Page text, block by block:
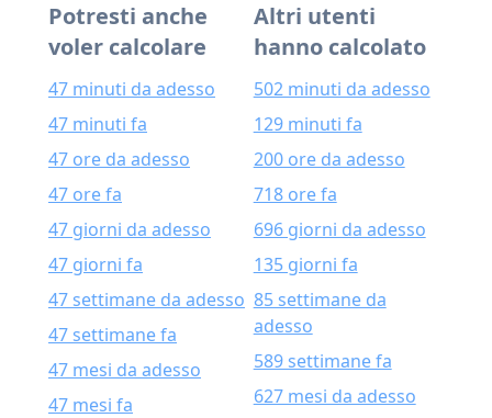
Potresti anche
voler calcolare
47 minuti da adesso
47 minuti fa
47 ore da adesso
47 ore fa
47 giorni da adesso
47 giorni fa
47 settimane da adesso
47 settimane fa
47 mesi da adesso
47 mesi fa
Altri utenti
hanno calcolato
502 minuti da adesso
129 minuti fa
200 ore da adesso
718 ore fa
696 giorni da adesso
135 giorni fa
85 settimane da
adesso
589 settimane fa
627 mesi da adesso